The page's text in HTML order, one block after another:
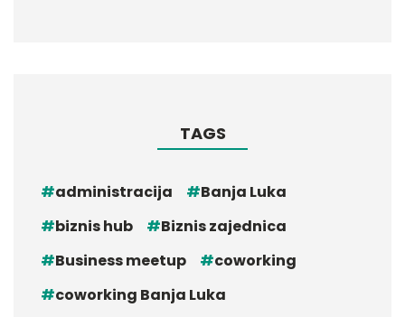
TAGS
administracija
Banja Luka
biznis hub
Biznis zajednica
Business meetup
coworking
coworking Banja Luka